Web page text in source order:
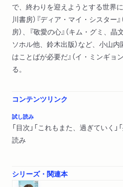
で、終わりを迎えようとする世界
川書房）『ディア・マイ・シスター
房）、『敬愛の心』（キム・グミ、晶
ソホル他、鈴木出版）など、小山
はことばが必要だ』（イ・ミンギョ
る。
コンテンツリンク
試し読み
「目次」「これもまた、過ぎていく」
読み
シリーズ・関連本